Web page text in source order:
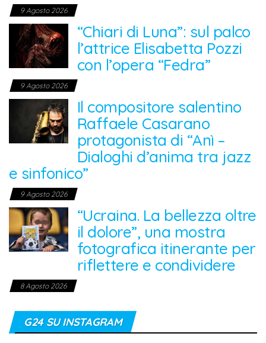
9 Agosto 2026
“Chiari di Luna”: sul palco
l’attrice Elisabetta Pozzi
con l’opera “Fedra”
9 Agosto 2026
Il compositore salentino
Raffaele Casarano
protagonista di “Anì –
Dialoghi d’anima tra jazz
e sinfonico”
9 Agosto 2026
“Ucraina. La bellezza oltre
il dolore”, una mostra
fotografica itinerante per
riflettere e condividere
8 Agosto 2026
G24 SU INSTAGRAM